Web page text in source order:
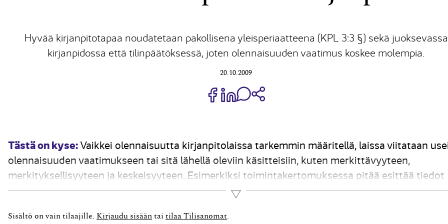
Hyvää kirjanpitotapaa noudatetaan pakollisena yleisperiaatteena (KPL 3:3 §) sekä juoksevassa
kirjanpidossa että tilinpäätöksessä, joten olennaisuuden vaatimus koskee molempia.
20.10.2009
Jaa Share on Facebook
Jaa Share on LinkedIn
Jaa WhatsApp-viestinä
Tästä on kyse:Vaikkei olennaisuutta kirjanpitolaissa tarkemmin määritellä, laissa viitataan
olennaisuuden vaatimukseen tai sitä lähellä oleviin käsitteisiin, kuten merkittävyyteen,
merkityksellisyyteen ja keskeisyyteen. Esimerkiksi toimintakertomuksessa pitää esittää tiedot
olennaisista tapahtumista tilikaudella ja sen päättymisen jälkeen (KPL 3:1 §). Saman
Lue lisää
Sisältö on vain tilaajille. Kirjaudu sisään tai tilaa Tilisanomat